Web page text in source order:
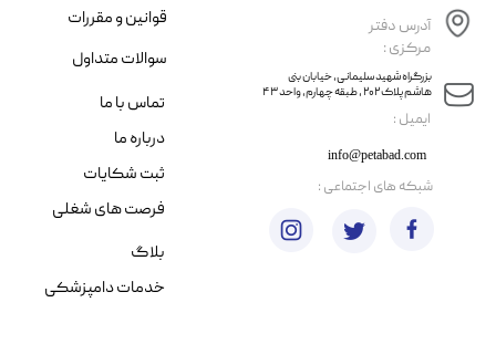
​ایمیل :
آدرس دفتر
مرکزی :
info@petabad.com
​​بزرگراه شهید سلیمانی، خیابان بنی
هاشم پلاک ۲۰۲ ، طبقه چهارم، واحد ۴۳
قوانین و مقررات
سوالات متداول
تماس با ما
درباره ما
ثبت شکایات
فرصت های شغلی
​شبکه های اجتماعی :
بلاگ
خدمات دامپزشکی